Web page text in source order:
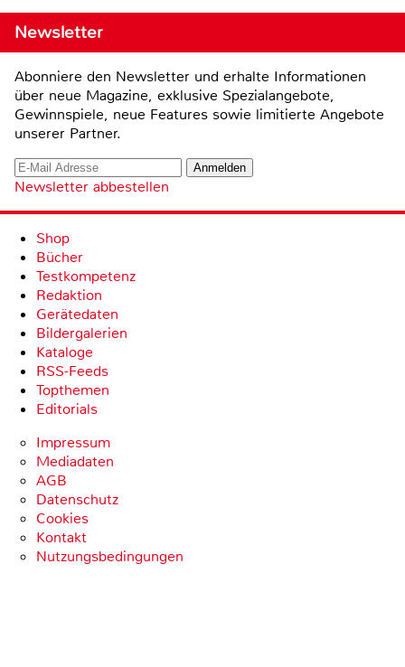
Newsletter
Abonniere den Newsletter und erhalte Informationen
über neue Magazine, exklusive Spezialangebote,
Gewinnspiele, neue Features sowie limitierte Angebote
unserer Partner.
Newsletter abbestellen
Shop
Bücher
Testkompetenz
Redaktion
Gerätedaten
Bildergalerien
Kataloge
RSS-Feeds
Topthemen
Editorials
Impressum
Mediadaten
AGB
Datenschutz
Cookies
Kontakt
Nutzungsbedingungen